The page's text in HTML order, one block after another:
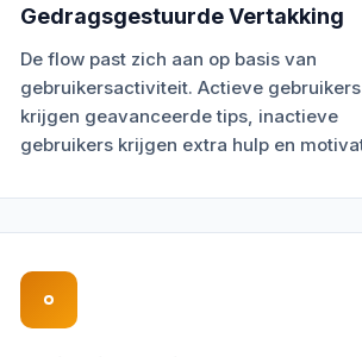
Gedragsgestuurde Vertakking
De flow past zich aan op basis van
gebruikersactiviteit. Actieve gebruikers
krijgen geavanceerde tips, inactieve
gebruikers krijgen extra hulp en